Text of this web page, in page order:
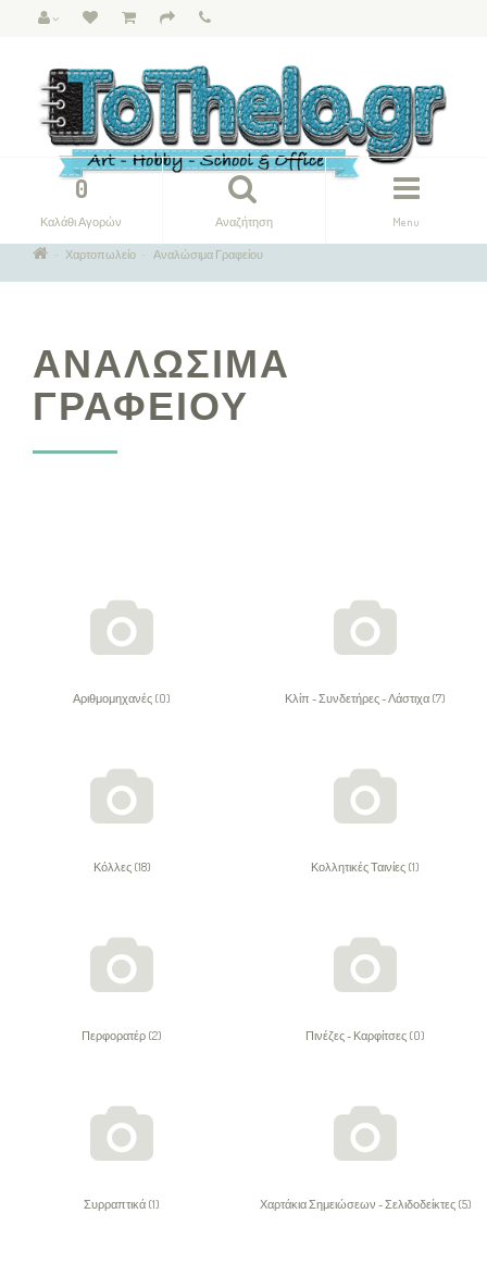
Menu
Αναζήτηση
0
Καλάθι Αγορών
Χαρτοπωλείο Αναλώσιμα Γραφείου
ΑΝΑΛΏΣΙΜΑ
ΓΡΑΦΕΊΟΥ
Αριθμομηχανές (0) Κλίπ - Συνδετήρες - Λάστιχα (7)
Κόλλες (18) Κολλητικές Ταινίες (1)
Περφορατέρ (2) Πινέζες - Καρφίτσες (0)
Συρραπτικά (1) Χαρτάκια Σημειώσεων - Σελιδοδείκτες (5)